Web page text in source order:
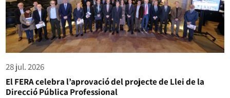
El FERA celebra l’aprovació del projecte de Llei de la
Direcció Pública Professional
28 jul. 2026